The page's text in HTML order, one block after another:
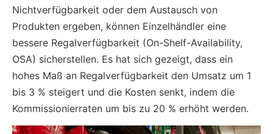
Nichtverfügbarkeit oder dem Austausch von
Produkten ergeben, können Einzelhändler eine
bessere Regalverfügbarkeit (On-Shelf-Availability,
OSA) sicherstellen. Es hat sich gezeigt, dass ein
hohes Maß an Regalverfügbarkeit den Umsatz um 1
bis 3 % steigert und die Kosten senkt, indem die
Kommissionierraten um bis zu 20 % erhöht werden.